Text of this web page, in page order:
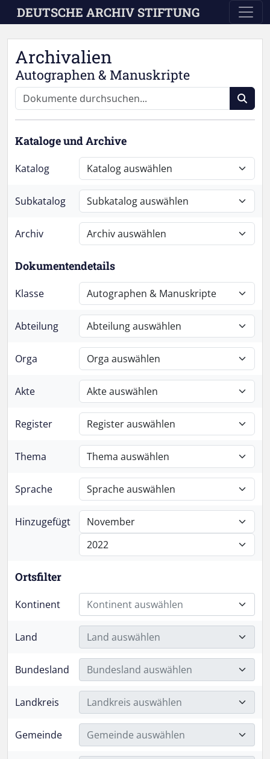
Skip to main content
DEUTSCHE ARCHIV STIFTUNG
Archivalien
Autographen & Manuskripte
Kataloge und Archive
Katalog
Subkatalog
Archiv
Dokumentendetails
Klasse
Abteilung
Orga
Akte
Register
Thema
Sprache
Hinzugefügt
Ortsfilter
Kontinent Kontinent auswählen
Land Land auswählen
Bundesland Bundesland auswählen
Landkreis Landkreis auswählen
Gemeinde Gemeinde auswählen